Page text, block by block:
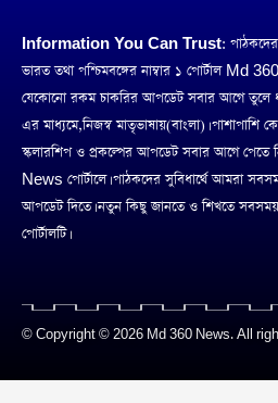
Information You Can Trust:
ভারত তথা পশ্চিমবঙ্গের নাম্বার ১ পোর্টাল Md
যেকোনো রকম চাকরির আপডেট সবার আগে
এর মাধ্যমে,নিজস্ব মাতৃভাষায়(বাংলা)।
স্কলারশিপ ও প্রকল্পের আপডেট সবার আগে
News পোর্টালে। পাঠকদের সুবিধার্থে আমরা
আপডেট দিতে। নতুন কিছু জানতে ও শিখতে
পোর্টালটি।
© Copyright © 2026 Md 360 News. All